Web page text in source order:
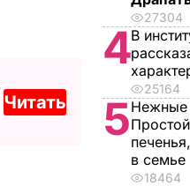
Читать
27304
4В
25164
5Нежные
в семье
18464